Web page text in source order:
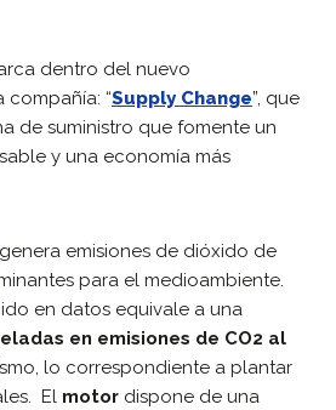
dentro del nuevo
“Supply Change”, que
de suministro que fomente un
y una economía más
emisiones de dióxido de
para el medioambiente.
en datos equivale a una
en emisiones de CO2 al
lo correspondiente a plantar
El motor dispone de una